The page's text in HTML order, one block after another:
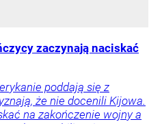
zaczynają naciskać
poddają się z
że nie docenili Kijowa.
na zakończenie wojny a